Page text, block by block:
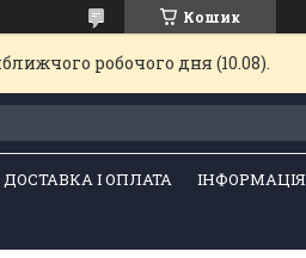
Кошик
робочого дня (10.08).
ДОСТАВКА І ОПЛАТА ІНФОРМАЦІЯ